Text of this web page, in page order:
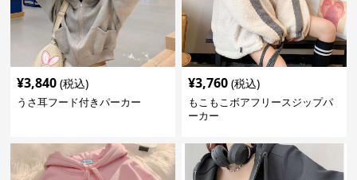
¥3,840 (税込)
うさ耳フード付きパーカー
¥3,760 (税込)
もこもこボアフリースジップパ
ーカー